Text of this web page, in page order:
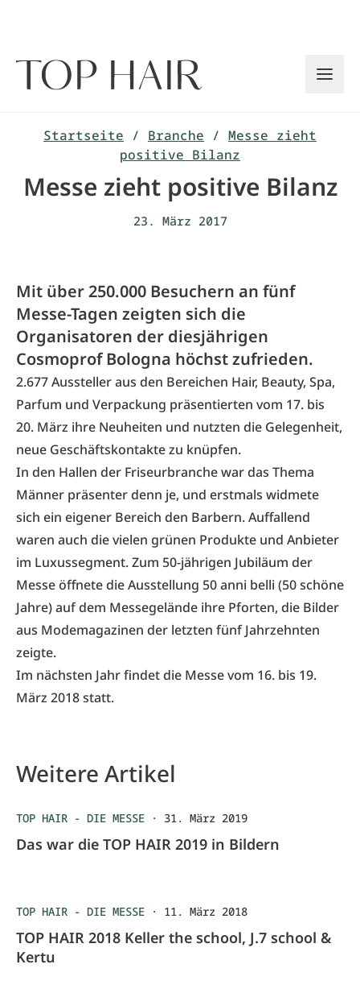
Startseite / Branche / Messe zieht
positive Bilanz
Messe zieht positive Bilanz
23. März 2017
Mit über 250.000 Besuchern an fünf
Messe-Tagen zeigten sich die
Organisatoren der diesjährigen
Cosmoprof Bologna höchst zufrieden.
2.677 Aussteller aus den Bereichen Hair, Beauty, Spa,
Parfum und Verpackung präsentierten vom 17. bis
20. März ihre Neuheiten und nutzten die Gelegenheit,
neue Geschäftskontakte zu knüpfen.
In den Hallen der Friseurbranche war das Thema
Männer präsenter denn je, und erstmals widmete
sich ein eigener Bereich den Barbern. Auffallend
waren auch die vielen grünen Produkte und Anbieter
im Luxussegment. Zum 50-jährigen Jubiläum der
Messe öffnete die Ausstellung 50 anni belli (50 schöne
Jahre) auf dem Messegelände ihre Pforten, die Bilder
aus Modemagazinen der letzten fünf Jahrzehnten
zeigte.
Im nächsten Jahr findet die Messe vom 16. bis 19.
März 2018 statt.
Weitere Artikel
TOP HAIR - DIE MESSE · 31. März 2019
Das war die TOP HAIR 2019 in Bildern
TOP HAIR - DIE MESSE · 11. März 2018
TOP HAIR 2018 Keller the school, J.7 school &
Kertu